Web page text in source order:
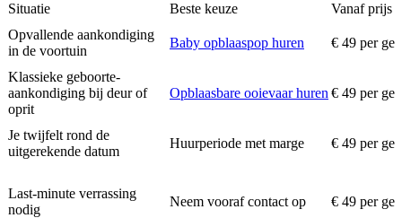
Situatie Beste keuze
Vanaf prijs
Opvallende aankondiging
in de voortuin
Baby opblaaspop huren € 49 per
Klassieke geboorte-
aankondiging bij deur of
oprit
Opblaasbare ooievaar huren € 49 per
Je twijfelt rond de
uitgerekende datum
Huurperiode met marge € 49 per
Last-minute verrassing
nodig
Neem vooraf contact op € 49 per